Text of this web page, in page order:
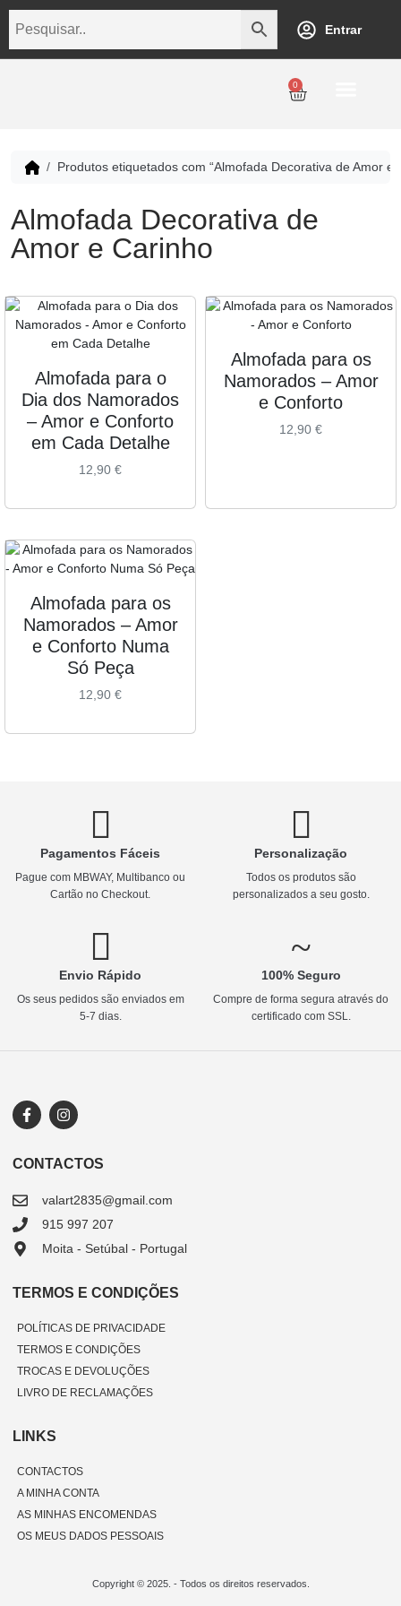
Entrar
0
Produtos etiquetados com “Almofada Decorativa de Amor e
Almofada Decorativa de
Amor e Carinho
Almofada para o
Dia dos Namorados
– Amor e Conforto
em Cada Detalhe
12,90 €
Almofada para os
Namorados – Amor
e Conforto
12,90 €
Almofada para os
Namorados – Amor
e Conforto Numa
Só Peça
12,90 €
Pagamentos Fáceis
Pague com MBWAY, Multibanco ou
Cartão no Checkout.
Personalização
Todos os produtos são
personalizados a seu gosto.
Envio Rápido
Os seus pedidos são enviados em
5-7 dias.
100% Seguro
Compre de forma segura através do
certificado com SSL.
CONTACTOS
valart2835@gmail.com
915 997 207
Moita - Setúbal - Portugal
TERMOS E CONDIÇÕES
POLÍTICAS DE PRIVACIDADE
TERMOS E CONDIÇÕES
TROCAS E DEVOLUÇÕES
LIVRO DE RECLAMAÇÕES
LINKS
CONTACTOS
A MINHA CONTA
AS MINHAS ENCOMENDAS
OS MEUS DADOS PESSOAIS
Copyright © 2025. - Todos os direitos reservados.